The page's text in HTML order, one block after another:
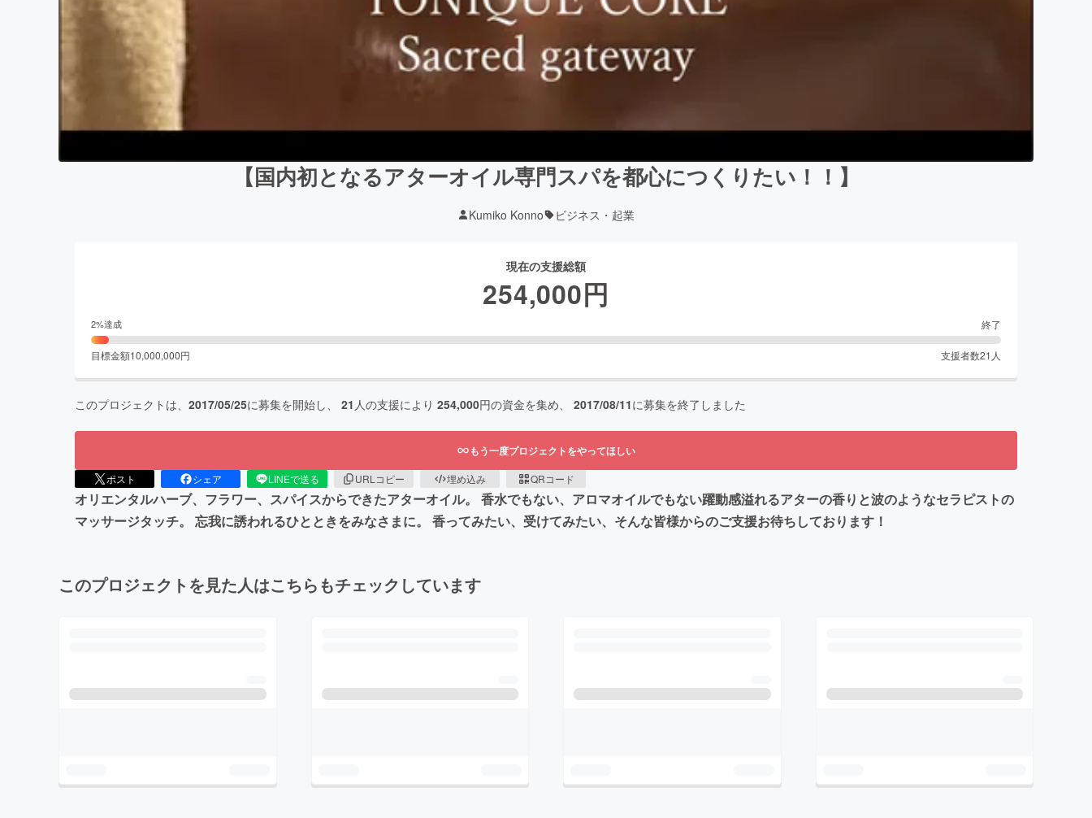
【国内初となるアターオイル専門スパを都心につくりたい！！】
Kumiko Konno ビジネス・起業
現在の支援総額
254,000円
2%達成 終了
目標金額10,000,000円 支援者数21 人
このプロジェクトは、 2017/05/25に募集を開始し、 21 人の支援により 254,000円の資金を集め、 2017/08/11に募集を終了しました
もう一度プロジェクトをやってほしい
ポスト シェア LINEで送る URLコピー 埋め込み QRコード
オリエンタルハーブ、フラワー、スパイスからできたアターオイル。 香水でもない、アロマオイルでもない躍動感溢れるアターの香りと波のようなセラピストの
マッサージタッチ。 忘我に誘われるひとときをみなさまに。 香ってみたい、受けてみたい、そんな皆様からのご支援お待ちしております！
このプロジェクトを見た人はこちらもチェックしています